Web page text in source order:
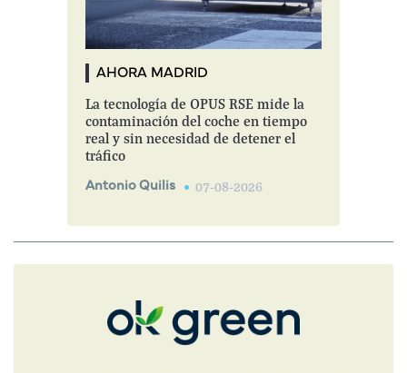
AHORA MADRID
La tecnología de OPUS RSE mide la
contaminación del coche en tiempo
real y sin necesidad de detener el
tráfico
Antonio Quilis 07-08-2026